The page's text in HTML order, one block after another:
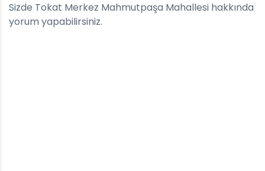
Sizde Tokat Merkez Mahmutpaşa Mahallesi hakkında
yorum yapabilirsiniz.